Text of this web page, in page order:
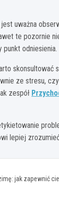
uważna
te pozornie
odniesienia.
skonsultować
ze stresu,
zespół
lepiej
jak zapewnić